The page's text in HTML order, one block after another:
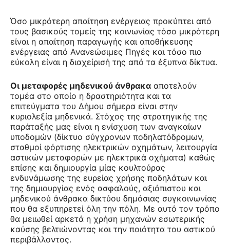
Όσο μικρότερη απαίτηση ενέργειας προκύπτει από
τους βασικούς τομείς της κοινωνίας τόσο μικρότερη
είναι η απαίτηση παραγωγής και αποθήκευσης
ενέργειας από Ανανεώσιμες Πηγές και τόσο πιο
εύκολη είναι η διαχείρισή της από τα έξυπνα δίκτυα.
Οι μεταφορές μηδενικού άνθρακα αποτελούν
τομέα στο οποίο η δραστηριότητα και τα
επιτεύγματα του Δήμου σήμερα είναι στην
κυριολεξία μηδενικά. Στόχος της στρατηγικής της
παράταξής μας είναι η ενίσχυση των αναγκαίων
υποδομών (δίκτυο σύγχρονων ποδηλατόδρομων,
σταθμοί φόρτισης ηλεκτρικών οχημάτων, λειτουργία
αστικών μεταφορών με ηλεκτρικά οχήματα) καθώς
επίσης και δημιουργία μίας κουλτούρας
ενδυνάμωσης της ευρείας χρήσης ποδηλάτων και
της δημιουργίας ενός ασφαλούς, αξιόπιστου και
μηδενικού άνθρακα δικτύου δημόσιας συγκοινωνίας
που θα εξυπηρετεί όλη την πόλη. Με αυτό τον τρόπο
θα μειωθεί αρκετά η χρήση μηχανών εσωτερικής
καύσης βελτιώνοντας και την ποιότητα του αστικού
περιβάλλοντος.